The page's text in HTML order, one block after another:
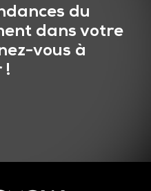
du
dans votre
vous à
!